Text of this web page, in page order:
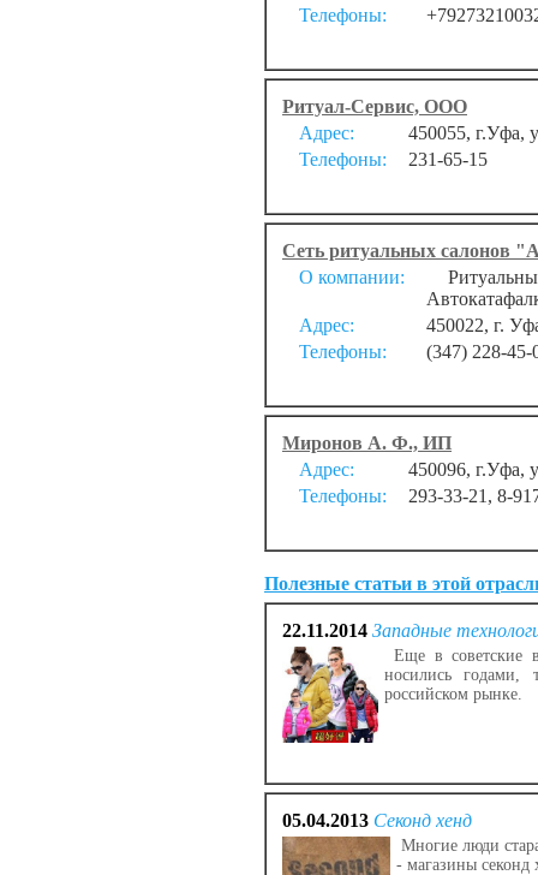
Телефоны:
Ритуал-Сервис, ООО
Адрес:
450055, г.Уфа,
Телефоны:
231-65-15
Сеть ритуальных салонов
О компании:
Адрес:
450022, г.
Телефоны:
(347) 228-45-
Миронов А. Ф., ИП
Адрес:
450096, г.Уфа,
Телефоны:
293-33-21, 8-
Полезные статьи в этой
22.11.2014 Западные
Еще в советские
носились годами,
российском рынке.
05.04.2013 Секонд хенд
Многие люди
- магазины секонд